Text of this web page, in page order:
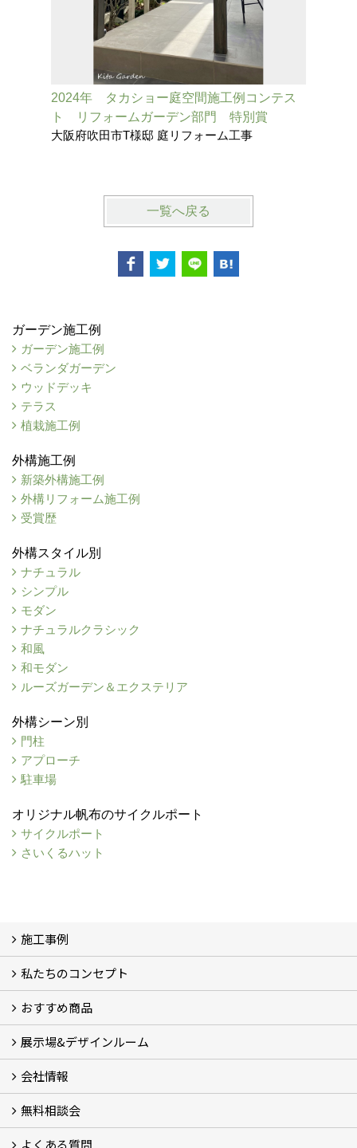
2024年 タカショー庭空間施工例コンテス
ト リフォームガーデン部門 特別賞
大阪府吹田市T様邸 庭リフォーム工事
一覧へ戻る
ガーデン施工例
ガーデン施工例
ベランダガーデン
ウッドデッキ
テラス
植栽施工例
外構施工例
新築外構施工例
外構リフォーム施工例
受賞歴
外構スタイル別
ナチュラル
シンプル
モダン
ナチュラルクラシック
和風
和モダン
ルーズガーデン＆エクステリア
外構シーン別
門柱
アプローチ
駐車場
オリジナル帆布のサイクルポート
サイクルポート
さいくるハット
施工事例
施工事例
お客様の声 (46)
私たちのコンセプト
コンセプト
完成までの流れ
お庭のメンテナンスについて
おすすめ商品
オリジナル帆布のサイクルポート
NEW スマートサイクルポート
おしゃれな物置 (8)
門扉 (6)
ウッドフェンス (16)
アイアンの商品 (6)
ガーデニング雑貨 (3)
ガーデン書&ガーデンアート
こだわりのオリジナル商品 一覧
おすすめの植物 (29)
箱庭ガーデン
ポット苗
展示場&デザインルーム
展示場&デザインルーム
会社情報
会社概要
スタッフ紹介 (11)
ブログ
コラム
アクセス
求人募集
無料相談会
無料相談会
よくある質問